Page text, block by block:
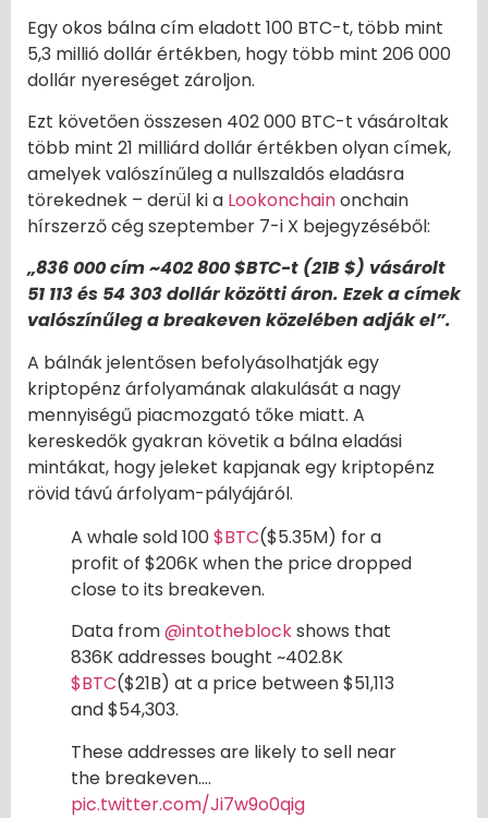
Egy okos bálna cím eladott 100 BTC-t, több mint
5,3 millió dollár értékben, hogy több mint 206 000
dollár nyereséget zároljon.
Ezt követően összesen 402 000 BTC-t vásároltak
több mint 21 milliárd dollár értékben olyan címek,
amelyek valószínűleg a nullszaldós eladásra
törekednek – derül ki a Lookonchainonchain
hírszerző cég szeptember 7-i X bejegyzéséből:
„836 000 cím ~402 800 $BTC-t (21B $) vásárolt
51 113 és 54 303 dollár közötti áron. Ezek a címek
valószínűleg a breakeven közelében adják el”.
A bálnák jelentősen befolyásolhatják egy
kriptopénz árfolyamának alakulását a nagy
mennyiségű piacmozgató tőke miatt. A
kereskedők gyakran követik a bálna eladási
mintákat, hogy jeleket kapjanak egy kriptopénz
rövid távú árfolyam-pályájáról.
A whale sold 100$BTC($5.35M) for a
profit of $206K when the price dropped
close to its breakeven.
Data from@intotheblockshows that
836K addresses bought ~402.8K
$BTC($21B) at a price between $51,113
and $54,303.
These addresses are likely to sell near
the breakeven.…
pic.twitter.com/Ji7w9o0qig